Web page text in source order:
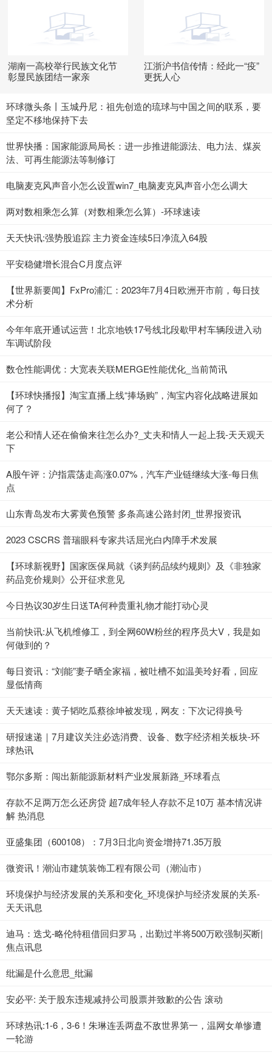
湖南一高校举行民族文化节
彰显民族团结一家亲
江浙沪书信传情：经此一“疫”
更抚人心
环球微头条丨玉城丹尼：祖先创造的琉球与中国之间的联系，要
坚定不移地保持下去
世界快播：国家能源局局长：进一步推进能源法、电力法、煤炭
法、可再生能源法等制修订
电脑麦克风声音小怎么设置win7_电脑麦克风声音小怎么调大
两对数相乘怎么算（对数相乘怎么算）-环球速读
天天快讯:强势股追踪 主力资金连续5日净流入64股
平安稳健增长混合C月度点评
【世界新要闻】FxPro浦汇：2023年7月4日欧洲开市前，每日技
术分析
今年年底开通试运营！北京地铁17号线北段歇甲村车辆段进入动
车调试阶段
数仓性能调优：大宽表关联MERGE性能优化_当前简讯
【环球快播报】淘宝直播上线“捧场购”，淘宝内容化战略进展如
何了？
老公和情人还在偷偷来往怎么办?_丈夫和情人一起上我-天天观天
下
A股午评：沪指震荡走高涨0.07%，汽车产业链继续大涨-每日焦
点
山东青岛发布大雾黄色预警 多条高速公路封闭_世界报资讯
2023 CSCRS 普瑞眼科专家共话屈光白内障手术发展
【环球新视野】国家医保局就《谈判药品续约规则》及《非独家
药品竞价规则》公开征求意见
今日热议30岁生日送TA何种贵重礼物才能打动心灵
当前快讯:从飞机维修工，到全网60W粉丝的程序员大V，我是如
何做到的？
每日资讯：“刘能”妻子晒全家福，被吐槽不如温美玲好看，回应
显低情商
天天速读：黄子韬吃瓜蔡徐坤被发现，网友：下次记得换号
研报速递｜7月建议关注必选消费、设备、数字经济相关板块-环
球热讯
鄂尔多斯：闯出新能源新材料产业发展新路_环球看点
存款不足两万怎么还房贷 超7成年轻人存款不足10万 基本情况讲
解 热消息
亚盛集团（600108）：7月3日北向资金增持71.35万股
微资讯！潮汕市建筑装饰工程有限公司（潮汕市）
环境保护与经济发展的关系和变化_环境保护与经济发展的关系-
天天讯息
迪马：迭戈-略伦特租借回归罗马，出勤过半将500万欧强制买断|
焦点讯息
纰漏是什么意思_纰漏
安必平: 关于股东违规减持公司股票并致歉的公告 滚动
环球热讯:1-6，3-6！朱琳连丢两盘不敌世界第一，温网女单惨遭
一轮游